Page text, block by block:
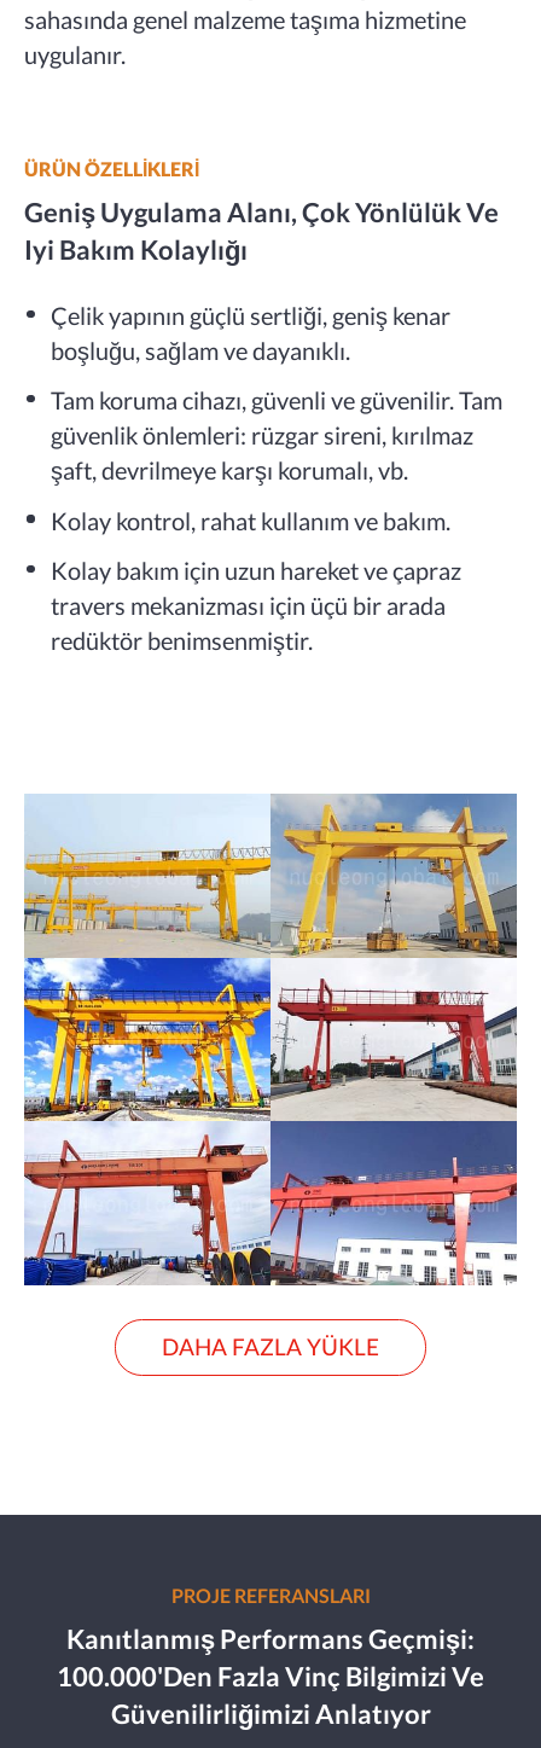
sahasında genel malzeme taşıma hizmetine
uygulanır.
ÜRÜN ÖZELLİKLERİ
Geniş Uygulama Alanı, Çok Yönlülük Ve
Iyi Bakım Kolaylığı
Çelik yapının güçlü sertliği, geniş kenar
boşluğu, sağlam ve dayanıklı.
Tam koruma cihazı, güvenli ve güvenilir. Tam
güvenlik önlemleri: rüzgar sireni, kırılmaz
şaft, devrilmeye karşı korumalı, vb.
Kolay kontrol, rahat kullanım ve bakım.
Kolay bakım için uzun hareket ve çapraz
travers mekanizması için üçü bir arada
redüktör benimsenmiştir.
DAHA FAZLA YÜKLE
PROJE REFERANSLARI
Kanıtlanmış Performans Geçmişi:
100.000'den Fazla Vinç Bilgimizi Ve
Güvenilirliğimizi Anlatıyor